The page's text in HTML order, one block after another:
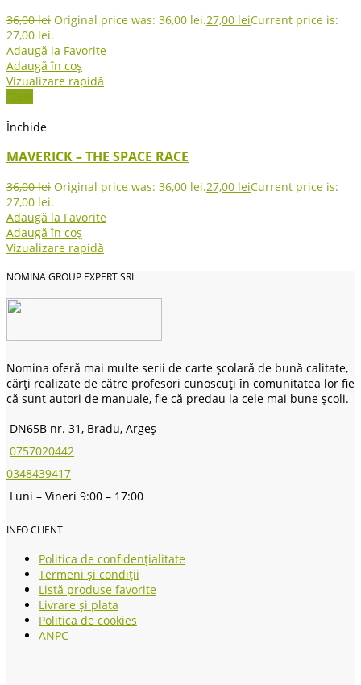
36,00lei Original price was: 36,00 lei.27,00 leiCurrent price is:
27,00 lei.
Adaugă la Favorite
Adaugă în coș
Vizualizare rapidă
-25%
Închide
MAVERICK – THE SPACE RACE
36,00lei Original price was: 36,00 lei.27,00 leiCurrent price is:
27,00 lei.
Adaugă la Favorite
Adaugă în coș
Vizualizare rapidă
NOMINA GROUP EXPERT SRL
Nomina oferă mai multe serii de carte școlară de bună calitate,
cărți realizate de către profesori cunoscuți în comunitatea lor fie
că sunt autori de manuale, fie că predau la cele mai bune școli.
DN65B nr. 31, Bradu, Argeș
0757020442
0348439417
Luni – Vineri 9:00 – 17:00
INFO CLIENT
Politica de confidențialitate
Termeni și condiții
Listă produse favorite
Livrare și plata
Politica de cookies
ANPC